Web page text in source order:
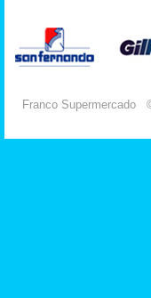
Franco Supermercado